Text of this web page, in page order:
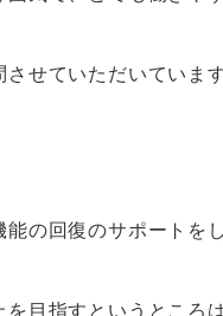
せていただいています
の回復のサポートを
目指すというところ